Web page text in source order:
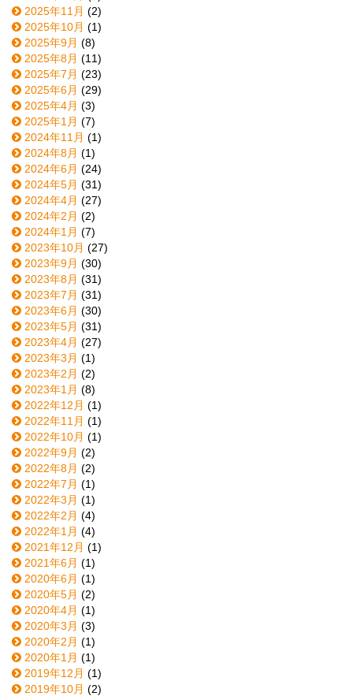
2025年11月 (2)
2025年10月 (1)
2025年9月 (8)
2025年8月 (11)
2025年7月 (23)
2025年6月 (29)
2025年4月 (3)
2025年1月 (7)
2024年11月 (1)
2024年8月 (1)
2024年6月 (24)
2024年5月 (31)
2024年4月 (27)
2024年2月 (2)
2024年1月 (7)
2023年10月 (27)
2023年9月 (30)
2023年8月 (31)
2023年7月 (31)
2023年6月 (30)
2023年5月 (31)
2023年4月 (27)
2023年3月 (1)
2023年2月 (2)
2023年1月 (8)
2022年12月 (1)
2022年11月 (1)
2022年10月 (1)
2022年9月 (2)
2022年8月 (2)
2022年7月 (1)
2022年3月 (1)
2022年2月 (4)
2022年1月 (4)
2021年12月 (1)
2021年6月 (1)
2020年6月 (1)
2020年5月 (2)
2020年4月 (1)
2020年3月 (3)
2020年2月 (1)
2020年1月 (1)
2019年12月 (1)
2019年10月 (2)